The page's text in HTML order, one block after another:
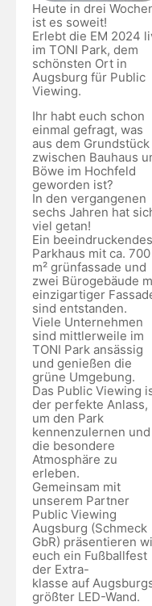
Heute in drei
ist es soweit!
Erlebt die EM 2024
im TONI Park, dem
schönsten Ort in
Augsburg für Public
Viewing.
Ihr habt euch schon
einmal gefragt, was
aus dem Grundstück
zwischen Bauhaus
Böwe im Hochfeld
geworden ist?
In den vergangenen
sechs Jahren hat
viel getan!
Ein beeindruckendes
Parkhaus mit ca. 700
m² grünfassade und
zwei Bürogebäude
einzigartiger
sind entstanden.
Viele Unternehmen
sind mittlerweile im
TONI Park ansässig
und genießen die
grüne Umgebung.
Das Public Viewing
der perfekte Anlass,
um den Park
kennenzulernen und
die besondere
Atmosphäre zu
erleben.
Gemeinsam mit
unserem Partner
Public Viewing
Augsburg (Schmeck
GbR) präsentieren
euch ein Fußballfest
der Extra-
klasse auf
größter LED-Wand.